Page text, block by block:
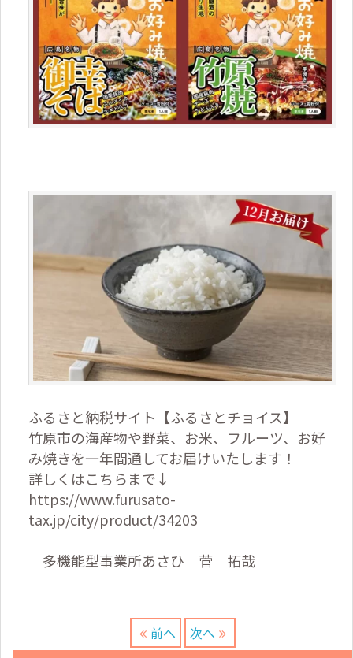
ふるさと納税サイト【ふるさとチョイス】
竹原市の海産物や野菜、お米、フルーツ、お好
み焼きを一年間通してお届けいたします！
詳しくはこちらまで↓
https://www.furusato-
tax.jp/city/product/34203
多機能型事業所あさひ 菅 拓哉
前へ 次へ